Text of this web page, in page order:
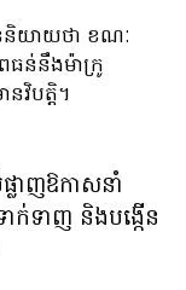
និយាយថា ខណៈ
ធន់នឹងម៉ាក្រូ
នវិបត្តិ។
ផ្លាញ​ឱកាស​នាំ​
ក់ទាញ និង​បង្កើន​